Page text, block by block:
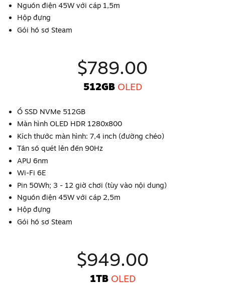
Nguồn điện 45W với cáp 1,5m
Hộp đựng
Gói hồ sơ Steam
$789.00
512GB OLED
Ổ SSD NVMe 512GB
Màn hình OLED HDR 1280x800
Kích thước màn hình: 7,4 inch (đường chéo)
Tần số quét lên đến 90Hz
APU 6nm
Wi-Fi 6E
Pin 50Wh; 3 - 12 giờ chơi (tùy vào nội dung)
Nguồn điện 45W với cáp 2,5m
Hộp đựng
Gói hồ sơ Steam
$949.00
1TB OLED